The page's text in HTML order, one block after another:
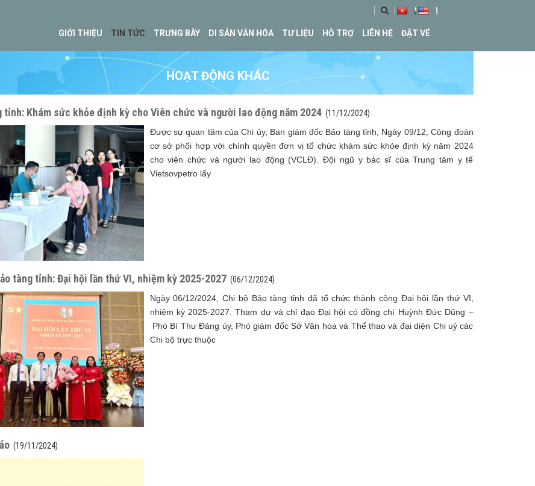
GIỚI THIỆU TIN TỨC TRƯNG BÀY DI SẢN VĂN HÓA TƯ LIỆU HỖ TRỢ LIÊN HỆ ĐẶT VÉ
HOẠT ĐỘNG KHÁC
tỉnh: Khám sức khỏe định kỳ cho Viên chức và người lao động năm 2024 (11/12/2024)
Được sự quan tâm của Chi ủy, Ban giám đốc Bảo tàng tỉnh, Ngày 09/12, Công đoàn
cơ sở phối hợp với chính quyền đơn vị tổ chức khám sức khỏe định kỳ năm 2024
cho viên chức và người lao động (VCLĐ). Đội ngũ y bác sĩ của Trung tâm y tế
Vietsovpetro lấy
tàng tỉnh: Đại hội lần thứ VI, nhiệm kỳ 2025-2027 (06/12/2024)
Ngày 06/12/2024, Chi bộ Bảo tàng tỉnh đã tổ chức thành công Đại hội lần thứ VI,
nhiệm kỳ 2025-2027. Tham dự và chỉ đạo Đại hội có đồng chí Huỳnh Đức Dũng –
Phó Bí Thư Đảng ủy, Phó giám đốc Sở Văn hóa và Thể thao và đại diện Chi uỷ các
Chi bộ trực thuộc
(19/11/2024)